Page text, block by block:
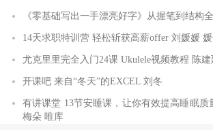
《零基础写出一手漂亮好字》从握笔到结构
14天求职特训营 轻松斩获高薪offer 刘媛媛
尤克里里完全入门24课 Ukulele视频教程 陈建
开课吧 来自“冬天”的EXCEL 刘冬
有讲课堂 13节安睡课，让你有效提高睡眠质
梅朵 唯库